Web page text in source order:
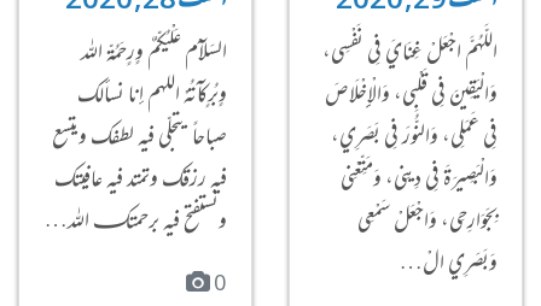
اللَّهُمَّ اجْعَلْ غِنَايَ فِي نَفْسِي،
وَالْيَقِينَ فِي قَلْبِي، وَالْإِخْلَاصَ
فِي عَمَلِي، وَالنُّورَ فِي بَصَرِي،
وَالْبَصِيرَةَ فِي دِينِي، وَمَتِّعْنِي
بِجَوَارِحِي، وَاجْعَلْ سَمْعِي
وَبَصَرِي الْ…
السَلآْم عَلْيُكّمٌ وٍرٍحَمُةّ الله
وٍبُرٍكآتُهْ اللهم إنا نسألك
صباحاً يتجلّى فيه لطفك ويتسع
فيه رزقك وتمتد فيه عافيتك
ونستفتح فيه برحمتكـ الله…
0